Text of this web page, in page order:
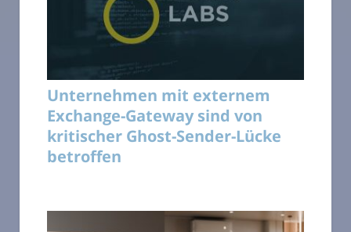
Unternehmen mit externem
Exchange-Gateway sind von
kritischer Ghost-Sender-Lücke
betroffen